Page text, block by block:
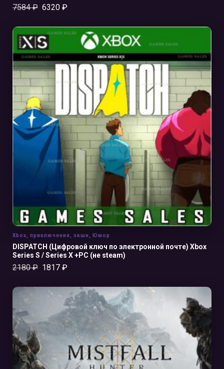
7584₽ 6320 ₽
В КОРЗИНУ
DISPATCH (Цифровой ключ по электронной почте) Xbox
Series S / Series X +PC (не steam)
2180₽ 1817 ₽
Xbox приключения экшн Юмор